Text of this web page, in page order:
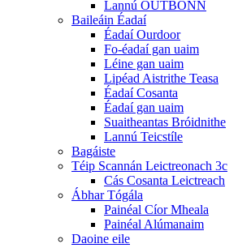
Lannú OUTBONN
Baileáin Éadaí
Éadaí Ourdoor
Fo-éadaí gan uaim
Léine gan uaim
Lipéad Aistrithe Teasa
Éadaí Cosanta
Éadaí gan uaim
Suaitheantas Bróidnithe
Lannú Teicstíle
Bagáiste
Téip Scannán Leictreonach 3c
Cás Cosanta Leictreach
Ábhar Tógála
Painéal Cíor Mheala
Painéal Alúmanaim
Daoine eile